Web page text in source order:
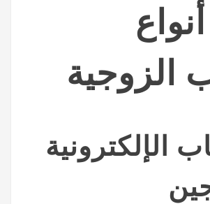
الزوجية
الإلكترونية